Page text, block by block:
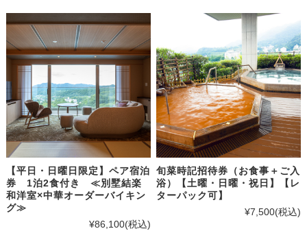
【平日・日曜日限定】ペア宿泊
券 1泊2食付き ≪別墅結楽
和洋室×中華オーダーバイキン
グ≫
¥86,100(税込)
旬菜時記招待券（お食事＋ご入
浴）【土曜・日曜・祝日】【レ
ターパック可】
¥7,500(税込)